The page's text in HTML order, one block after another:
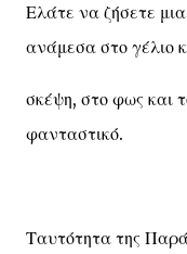
Ελάτε να ζήσετε
ανάμεσα στο γέλιο
σκέψη, στο φως και
φανταστικό.
Ταυτότητα της